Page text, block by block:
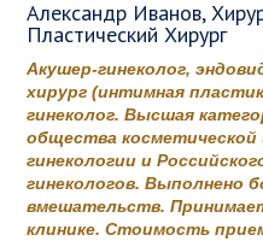
Александр Иванов,
Пластический Хирург
Акушер-гинеколог,
хирург (интимная
гинеколог. Высшая
общества косметической
гинекологии и
гинекологов. Выполнено
вмешательств.
клинике. Стоимость